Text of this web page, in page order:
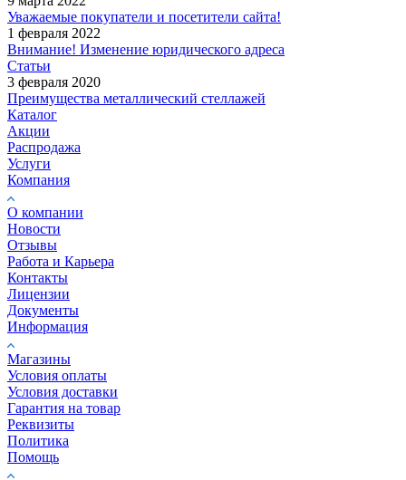
Уважаемые покупатели и посетители сайта!
1 февраля 2022
Внимание! Изменение юридического адреса
Статьи
3 февраля 2020
Преимущества металлический стеллажей
Каталог
Акции
Распродажа
Услуги
Компания
О компании
Новости
Отзывы
Работа и Карьера
Контакты
Лицензии
Документы
Информация
Магазины
Условия оплаты
Условия доставки
Гарантия на товар
Реквизиты
Политика
Помощь